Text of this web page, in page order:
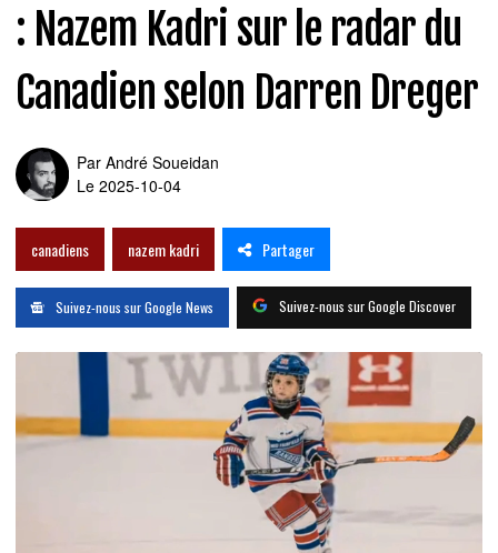
: Nazem Kadri sur le radar du
Canadien selon Darren Dreger
Par André Soueidan
Le 2025-10-04
canadiens nazem kadri Partager
Suivez-nous sur Google News Suivez-nous sur Google Discover